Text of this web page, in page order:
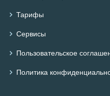
Тарифы
Сервисы
Пользовательское
Политика